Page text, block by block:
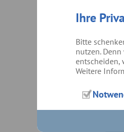
Ihre
Bitte
nutzen.
entscheiden,
Weitere